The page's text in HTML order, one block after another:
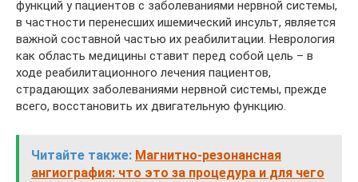
функций у пациентов с заболеваниями нервной системы,
в частности перенесших ишемический инсульт, является
важной составной частью их реабилитации. Неврология
как область медицины ставит перед собой цель – в
ходе реабилитационного лечения пациентов,
страдающих заболеваниями нервной системы, прежде
всего, восстановить их двигательную функцию.
Читайте также: Магнитно-резонансная
ангиография: что это за процедура и для чего